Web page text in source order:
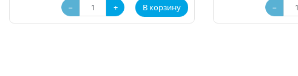
− + В корзину −